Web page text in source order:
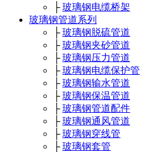
├玻璃钢电缆桥架
玻璃钢管道系列
├玻璃钢脱硫管道
├玻璃钢夹砂管道
├玻璃钢压力管道
├玻璃钢电缆保护管
├玻璃钢输水管道
├玻璃钢保温管道
├玻璃钢管道配件
├玻璃钢通风管道
├玻璃钢穿线管
├玻璃钢套管